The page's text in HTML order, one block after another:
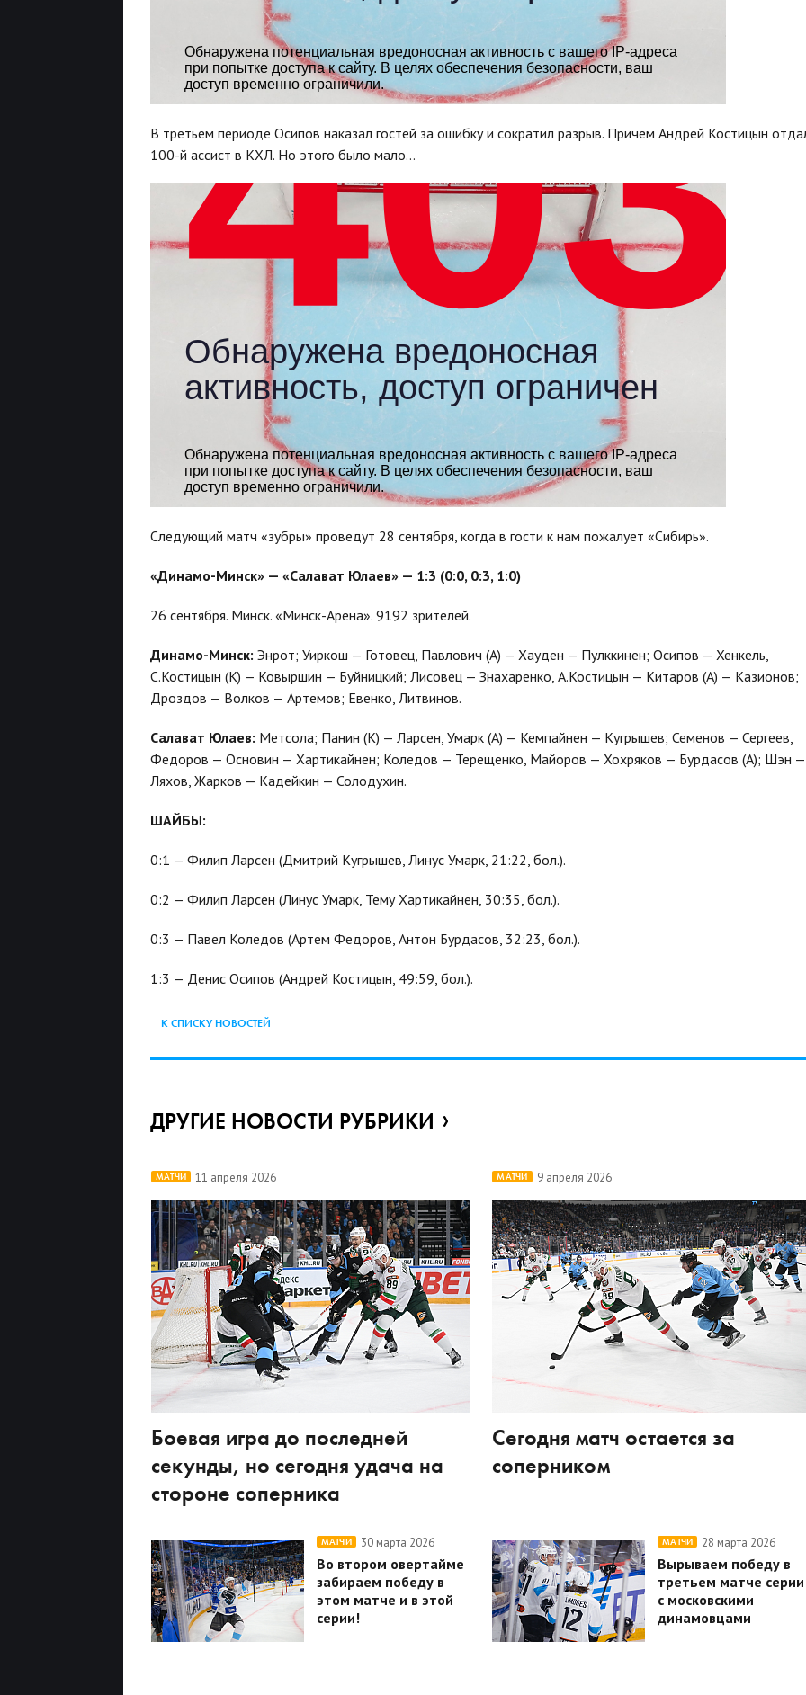
В третьем периоде Осипов наказал гостей за ошибку и сократил разрыв. Причем Андрей Костицын
100-й ассист в КХЛ. Но этого было мало…
Следующий матч «зубры» проведут 28 сентября, когда в гости к нам пожалует «Сибирь».
«Динамо-Минск» — «Салават Юлаев» — 1:3 (0:0, 0:3, 1:0)
26 сентября. Минск. «Минск-Арена». 9192 зрителей.
Динамо-Минск: Энрот; Уиркош — Готовец, Павлович (А) — Хауден — Пулккинен; Осипов — Хенкель,
С.Костицын (К) — Ковыршин — Буйницкий; Лисовец — Знахаренко, А.Костицын — Китаров (А) — Казионов;
Дроздов — Волков — Артемов; Евенко, Литвинов.
Салават Юлаев: Метсола; Панин (К) — Ларсен, Умарк (А) — Кемпайнен — Кугрышев; Семенов — Сергеев,
Федоров — Основин — Хартикайнен; Коледов — Терещенко, Майоров — Хохряков — Бурдасов (А); Шэн —
Ляхов, Жарков — Кадейкин — Солодухин.
ШАЙБЫ:
0:1 — Филип Ларсен (Дмитрий Кугрышев, Линус Умарк, 21:22, бол.).
0:2 — Филип Ларсен (Линус Умарк, Тему Хартикайнен, 30:35, бол.).
0:3 — Павел Коледов (Артем Федоров, Антон Бурдасов, 32:23, бол.).
1:3 — Денис Осипов (Андрей Костицын, 49:59, бол.).
К СПИСКУ НОВОСТЕЙ
ДРУГИЕ НОВОСТИ РУБРИКИ
МАТЧИ 11 апреля 2026
Боевая игра до последней
секунды, но сегодня удача на
стороне соперника
МАТЧИ 9 апреля 2026
Сегодня матч остается за
соперником
МАТЧИ 30 марта 2026
Во втором овертайме
забираем победу в
этом матче и в этой
серии!
МАТЧИ 28 марта 2026
Вырываем победу в
третьем матче серии
с московскими
динамовцами